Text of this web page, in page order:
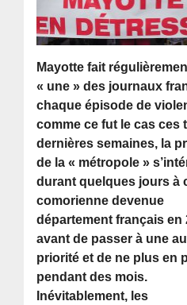
Mayotte fait
« une » des journaux
chaque épisode de
comme ce fut le cas ces
dernières semaines, la
de la « métropole »
durant quelques jours à
comorienne devenue
département français en
avant de passer à une
priorité et de ne plus en
pendant des mois.
Inévitablement, les